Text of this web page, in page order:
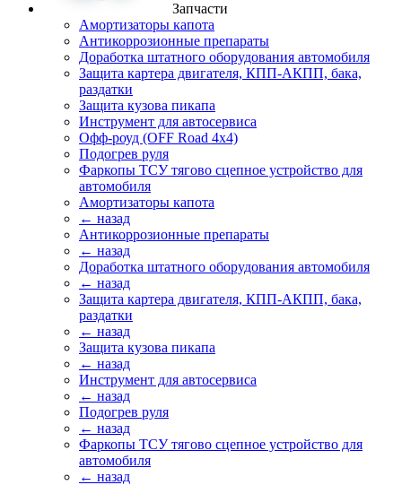
Запчасти
Амортизаторы капота
Антикоррозионные препараты
Доработка штатного оборудования автомобиля
Защита картера двигателя, КПП-АКПП, бака,
раздатки
Защита кузова пикапа
Инструмент для автосервиса
Офф-роуд (OFF Road 4x4)
Подогрев руля
Фаркопы ТСУ тягово сцепное устройство для
автомобиля
Амортизаторы капота
← назад
Антикоррозионные препараты
← назад
Доработка штатного оборудования автомобиля
← назад
Защита картера двигателя, КПП-АКПП, бака,
раздатки
← назад
Защита кузова пикапа
← назад
Инструмент для автосервиса
← назад
Подогрев руля
← назад
Фаркопы ТСУ тягово сцепное устройство для
автомобиля
← назад